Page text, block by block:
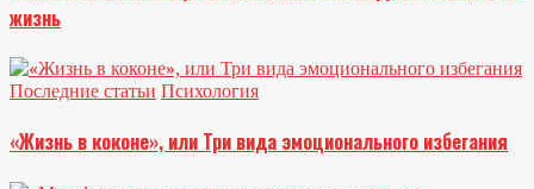
жизнь
Последние статьи Психология
«Жизнь в коконе», или Три вида эмоционального избегания